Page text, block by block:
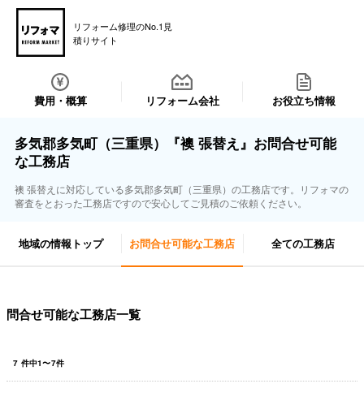
リフォーム修理のNo.1見
積りサイト
費用・概算 リフォーム会社 お役立ち情報
多気郡多気町（三重県）『襖 張替え』お問合せ可能
な工務店
襖 張替えに対応している多気郡多気町（三重県）の工務店です。リフォマの
審査をとおった工務店ですので安心してご見積のご依頼ください。
地域の情報トップ お問合せ可能な工務店 全ての工務店
問合せ可能な工務店一覧
7 件中1〜7件